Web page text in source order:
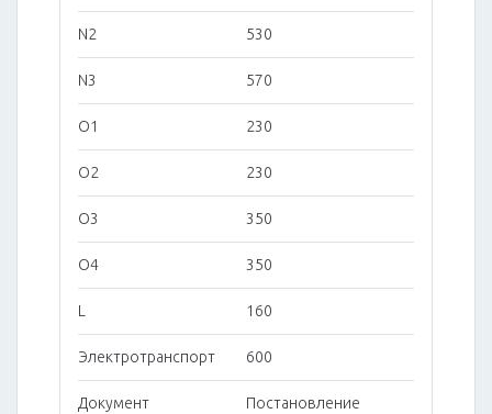
N2 530
N3 570
O1 230
O2 230
O3 350
O4 350
L 160
Электротранспорт 600
Документ
Постановление